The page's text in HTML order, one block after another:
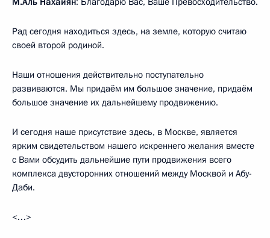
Рад сегодня находиться здесь, на земле, которую считаю
своей второй родиной.
Наши отношения действительно поступательно
развиваются. Мы придаём им большое значение, придаём
большое значение их дальнейшему продвижению.
И сегодня наше присутствие здесь, в Москве, является
ярким свидетельством нашего искреннего желания вместе
с Вами обсудить дальнейшие пути продвижения всего
комплекса двусторонних отношений между Москвой и Абу-
Даби.
<…>